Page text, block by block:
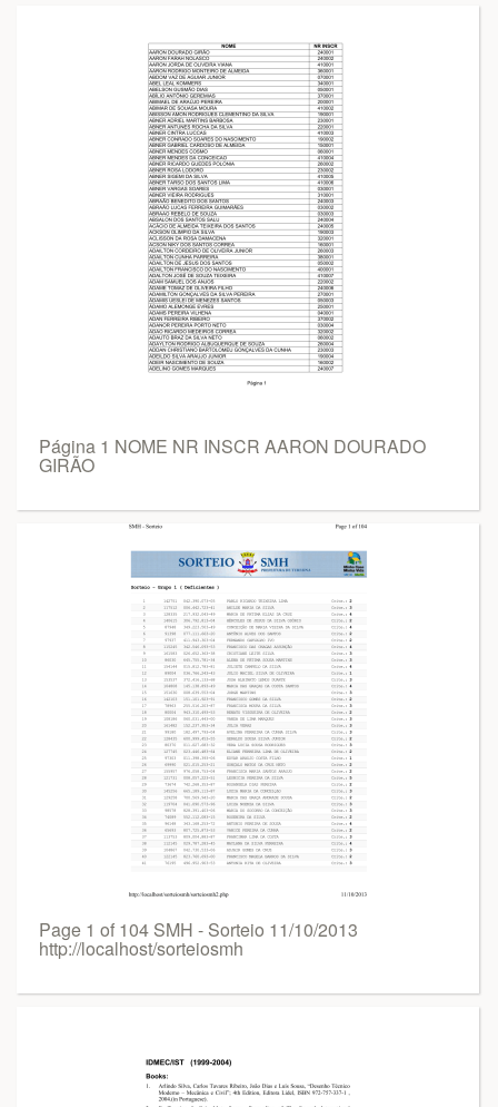
Página 1 NOME NR INSCR AARON DOURADO
GIRÃO
Page 1 of 104 SMH - Sorteio 11/10/2013
http://localhost/sorteiosmh